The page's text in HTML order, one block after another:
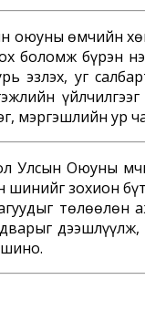
оюуны өмчийн
боломж бүрэн
эзлэх, уг
мэргэшлийн ур
Улсын Оюуны
зохион